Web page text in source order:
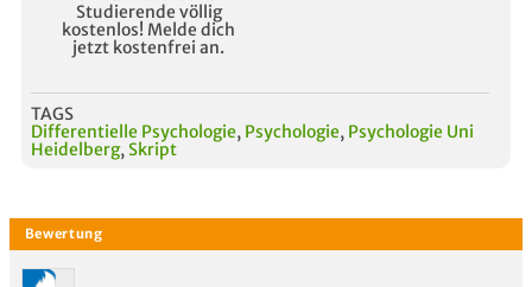
Studierende völlig
kostenlos! Melde dich
jetzt kostenfrei an.
TAGS
Differentielle Psychologie, Psychologie, Psychologie Uni
Heidelberg, Skript